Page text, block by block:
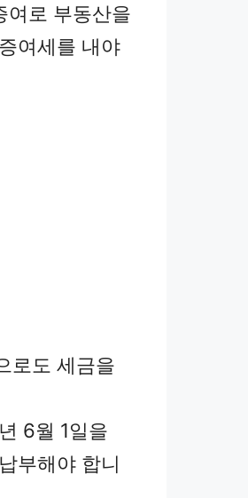
여로 부동산을
여세를 내야
로도 세금을
6월 1일을
부해야 합니